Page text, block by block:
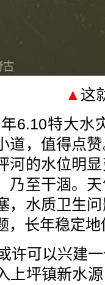
▲ 这
特大水灾
道，值得点
河的水位明
乃至干涸。
，水质卫生
，长年稳定
可以兴建一
上坪镇新水